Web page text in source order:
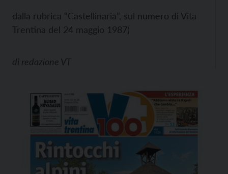
dalla rubrica “Castellinaria”, sul numero di Vita
Trentina del 24 maggio 1987)
di redazione VT